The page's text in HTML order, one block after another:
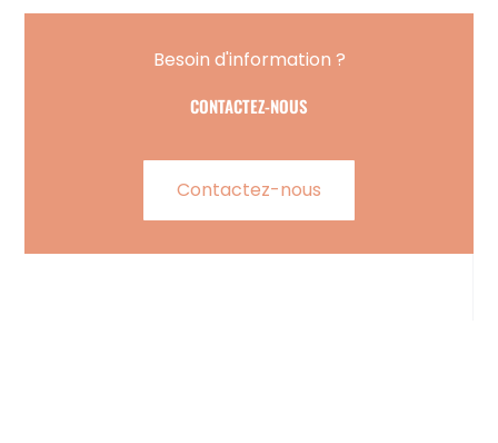
Besoin d'information ?
CONTACTEZ-NOUS
Contactez-nous